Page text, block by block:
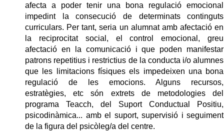
afecta a poder tenir una bona regulació emocional
impedint la consecució de determinats continguts
curriculars. Per tant, seria un alumnat amb afectació en
la reciprocitat social, el control emocional, greu
afectació en la comunicació i que poden manifestar
patrons repetitius i restrictius de la conducta i/o alumnes
que les limitacions físiques els impedeixen una bona
regulació de les emocions. Alguns recursos,
estratègies, etc són extrets de metodologies del
programa Teacch, del Suport Conductual Positiu,
psicodinàmica... amb el suport, supervisió i seguiment
de la figura del psicòleg/a del centre.